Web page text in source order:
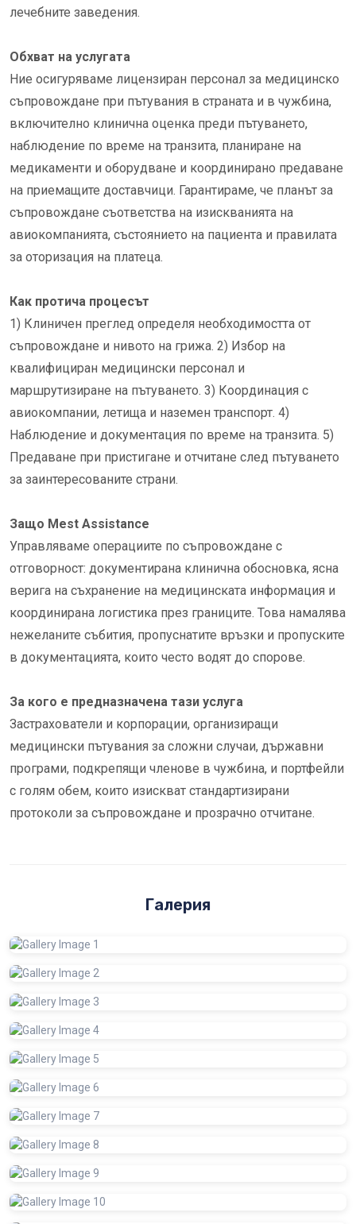
лечебните заведения.
Обхват на услугата
Ние осигуряваме лицензиран персонал за медицинско
съпровождане при пътувания в страната и в чужбина,
включително клинична оценка преди пътуването,
наблюдение по време на транзита, планиране на
медикаменти и оборудване и координирано предаване
на приемащите доставчици. Гарантираме, че планът за
съпровождане съответства на изискванията на
авиокомпанията, състоянието на пациента и правилата
за оторизация на платеца.
Как протича процесът
1) Клиничен преглед определя необходимостта от
съпровождане и нивото на грижа. 2) Избор на
квалифициран медицински персонал и
маршрутизиране на пътуването. 3) Координация с
авиокомпании, летища и наземен транспорт. 4)
Наблюдение и документация по време на транзита. 5)
Предаване при пристигане и отчитане след пътуването
за заинтересованите страни.
Защо Mest Assistance
Управляваме операциите по съпровождане с
отговорност: документирана клинична обосновка, ясна
верига на съхранение на медицинската информация и
координирана логистика през границите. Това намалява
нежеланите събития, пропуснатите връзки и пропуските
в документацията, които често водят до спорове.
За кого е предназначена тази услуга
Застрахователи и корпорации, организиращи
медицински пътувания за сложни случаи, държавни
програми, подкрепящи членове в чужбина, и портфейли
с голям обем, които изискват стандартизирани
протоколи за съпровождане и прозрачно отчитане.
Галерия